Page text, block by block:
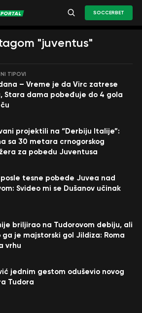
SOCCERBET
"juventus"
TIPOVI
– Vreme je da Virc zatrese
Stara dama pobeđuje do 4 gola
projektili na “Derbiju Italije”:
sa 30 metara crnogorskog
za pobedu Juventusa
tesne pobede Juvea nad
Svideo mi se Dušanov učinak
briljirao na Tudorovom debiju, ali
ga je majstorski gol Jildiza: Roma
vrhu
jednim gestom oduševio novog
Tudora